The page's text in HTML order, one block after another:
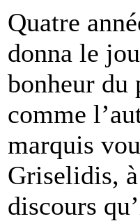
Quatre
donna le
bonheur du
comme
marquis
Griselidis,
discours